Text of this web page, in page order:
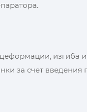
изгиба и
за счет